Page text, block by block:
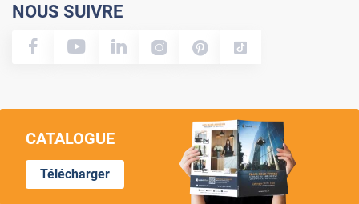
NOUS SUIVRE
CATALOGUE
Télécharger